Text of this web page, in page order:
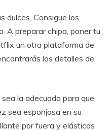
dulces. Consigue los
A preparar chipa, poner tu
un otra plataforma de
los detalles de
la adecuada para que
sea esponjosa en su
por fuera y elásticas